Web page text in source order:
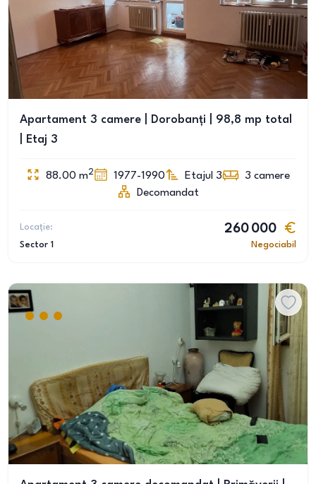
Apartament 3 camere | Dorobanți | 98,8 mp total
| Etaj 3
88.00 m2 1977-1990 Etajul 3 3 camere
Decomandat
Locație:
Sector 1
260 000
Negociabil